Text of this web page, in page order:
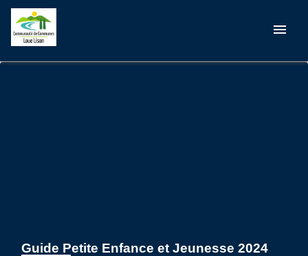
menu
Guide Petite Enfance et Jeunesse 2024